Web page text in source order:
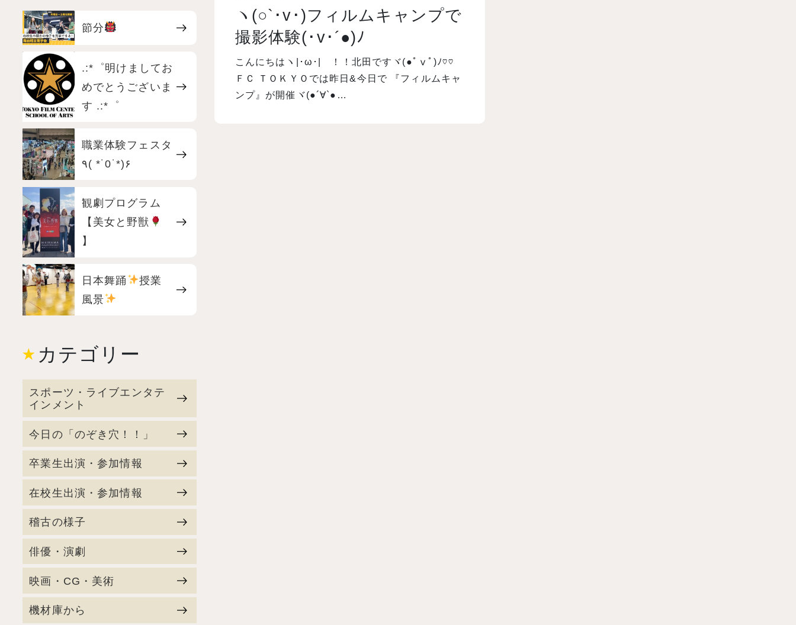
ヽ(○`･v･)フィルムキャンプで
撮影体験(･v･´●)ﾉ
こんにちはヽ|･ω･|ゞ！！北田ですヾ(●ﾟⅴﾟ)ﾉ♡♡
ＦＣ ＴＯＫＹＯでは昨日&今日で 『フィルムキャ
ンプ』が開催ヾ(●´∀`●…
節分
.:*゜明けましてお
めでとうございま
す .:*゜
職業体験フェスタ
٩( *˙0˙*)۶
観劇プログラム
【美女と野獣
】
日本舞踊
授業
風景
カテゴリー
スポーツ・ライブエンタテ
インメント
今日の「のぞき穴！！」
卒業生出演・参加情報
在校生出演・参加情報
稽古の様子
俳優・演劇
映画・CG・美術
機材庫から